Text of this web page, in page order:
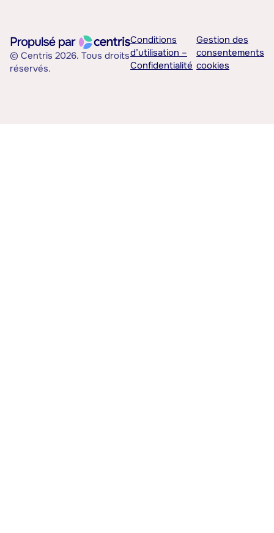
© Centris 2026. Tous droits
réservés.
Conditions
d’utilisation –
Confidentialité
Gestion des
consentements
cookies